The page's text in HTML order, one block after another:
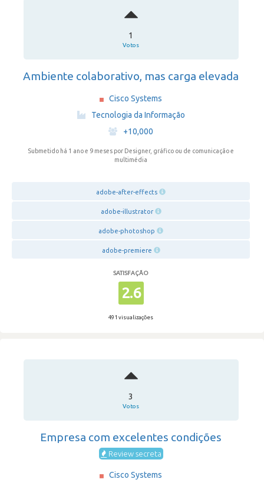
1
Votos
Ambiente colaborativo, mas carga elevada
Cisco Systems
Tecnologia da Informação
·
+10,000
Submetido há 1 ano e 9 meses por Designer, gráfico ou de comunicação e
multimédia
adobe-after-effects
adobe-illustrator
adobe-photoshop
adobe-premiere
SATISFAÇÃO
2.6
491 visualizações
3
Votos
Empresa com excelentes condições
Review secreta
Cisco Systems